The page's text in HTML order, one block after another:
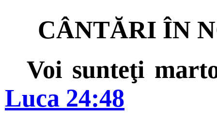
CÂNTĂRI ÎN
Voi sunteţi
Luca 24:48